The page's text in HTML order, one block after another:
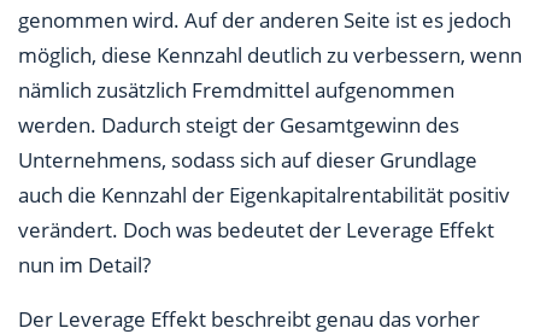
genommen wird. Auf der anderen Seite ist es jedoch
möglich, diese Kennzahl deutlich zu verbessern, wenn
nämlich zusätzlich Fremdmittel aufgenommen
werden. Dadurch steigt der Gesamtgewinn des
Unternehmens, sodass sich auf dieser Grundlage
auch die Kennzahl der Eigenkapitalrentabilität positiv
verändert. Doch was bedeutet der Leverage Effekt
nun im Detail?
Der Leverage Effekt beschreibt genau das vorher